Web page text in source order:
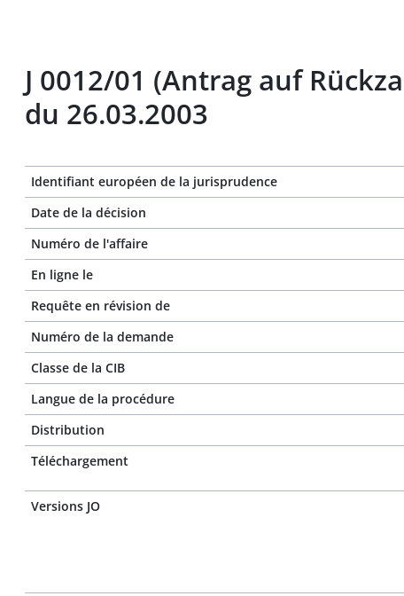
J 0012/01 (Antrag auf
du 26.03.2003
Identifiant européen de la jurisprudence
Date de la décision
Numéro de l'affaire
En ligne le
Requête en révision de
Numéro de la demande
Classe de la CIB
Langue de la procédure
Distribution
Téléchargement
Versions JO